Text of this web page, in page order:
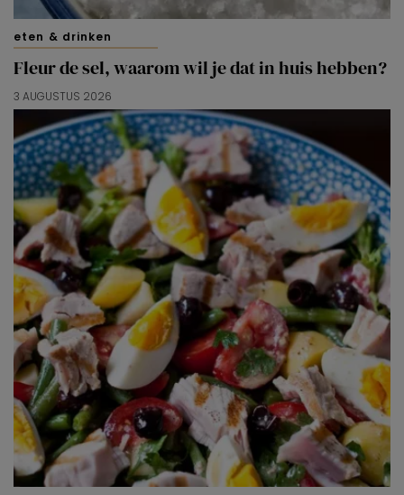
eten & drinken
Fleur de sel, waarom wil je dat in huis hebben?
3 AUGUSTUS 2026